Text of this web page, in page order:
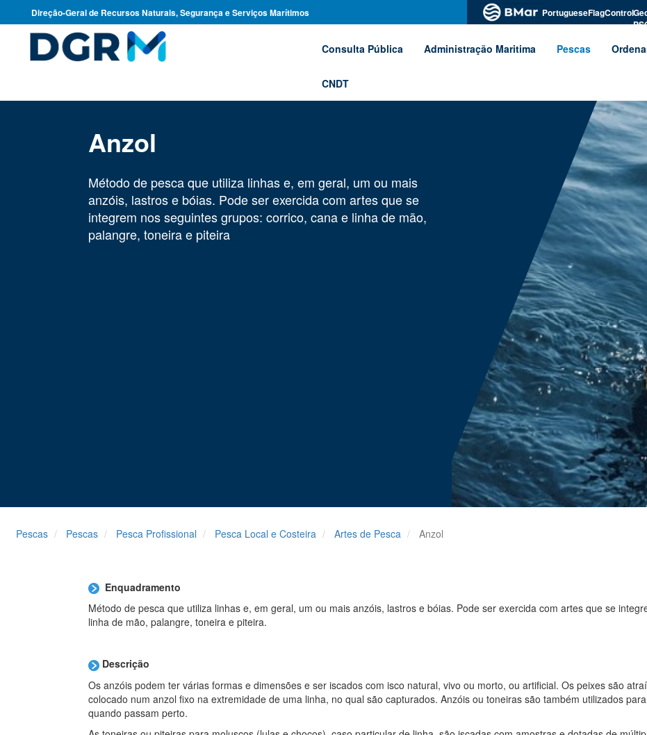
Direção-Geral de Recursos Naturais, Segurança e Serviços Marítimos PortugueseFlagControl
Consulta Pública Administração Maritima Pescas
CNDT
Anzol
Método de pesca que utiliza linhas e, em geral, um ou mais
anzóis, lastros e bóias. Pode ser exercida com artes que se
integrem nos seguintes grupos: corrico, cana e linha de mão,
palangre, toneira e piteira
Pescas Pescas Pesca Profissional Pesca Local e Costeira Artes de Pesca Anzol
Enquadramento
Método de pesca que utiliza linhas e, em geral, um ou mais anzóis, lastros e bóias. Pode ser exercida com artes que se
linha de mão, palangre, toneira e piteira.
Descrição
Os anzóis podem ter várias formas e dimensões e ser iscados com isco natural, vivo ou morto, ou artificial. Os peixes são
colocado num anzol fixo na extremidade de uma linha, no qual são capturados. Anzóis ou toneiras são também utilizados
quando passam perto.